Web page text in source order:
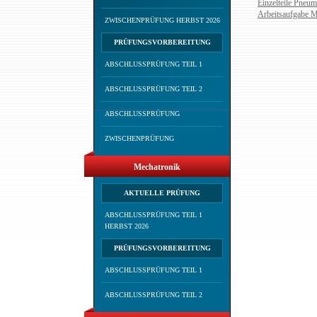
ZWISCHENPRÜFUNG HERBST 2026
PRÜFUNGSVORBEREITUNG
ABSCHLUSSPRÜFUNG TEIL 1
ABSCHLUSSPRÜFUNG TEIL 2
ABSCHLUSSPRÜFUNG
ZWISCHENPRÜFUNG
Mechatronik
AKTUELLE PRÜFUNG
ABSCHLUSSPRÜFUNG TEIL 1
HERBST 2026
PRÜFUNGSVORBEREITUNG
ABSCHLUSSPRÜFUNG TEIL 1
ABSCHLUSSPRÜFUNG TEIL 2
Einzelteile
Arbeitsaufgabe